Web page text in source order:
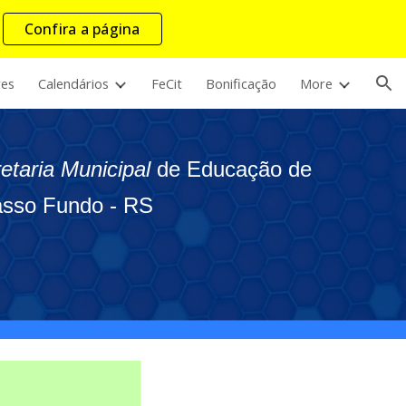
Confira a página
Calendários FeCit Bonificação More
Municipal de Educação de
Fundo - RS